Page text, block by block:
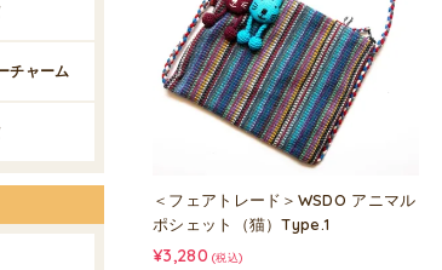
＜フェアトレード＞WSDO アニマル
ポシェット（猫）Type.1
¥3,280 (税込)
チャーム